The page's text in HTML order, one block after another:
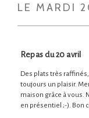
LE MARDI
Repas du 20 avril
Des plats très
toujours un plaisir.
maison grâce à vous.
en présentiel ;-). Bon